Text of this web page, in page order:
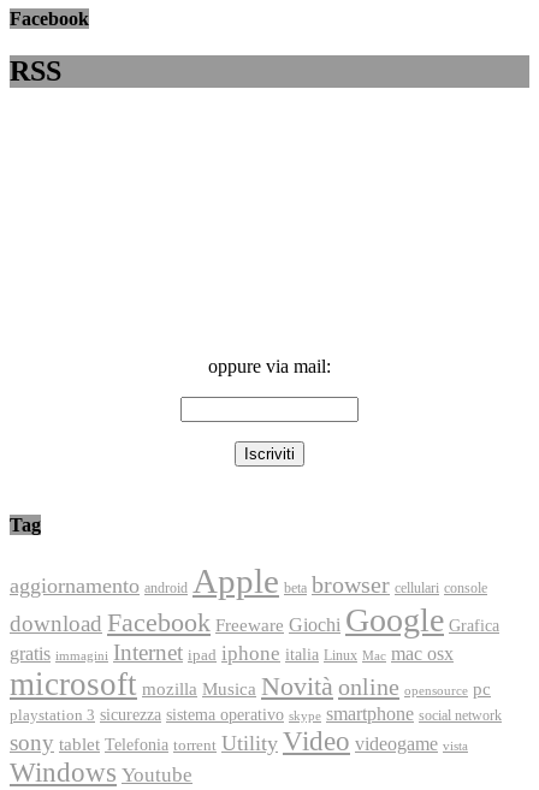
Facebook
RSS
oppure via mail:
Tag
aggiornamento android Apple beta browser cellulari console
download Facebook Freeware Giochi Google Grafica
gratis immagini Internet ipad iphone italia Linux Mac mac osx
microsoft mozilla Musica Novità online opensource pc
playstation 3 sicurezza sistema operativo skype smartphone social network
sony tablet Telefonia torrent Utility Video videogame vista
Windows Youtube